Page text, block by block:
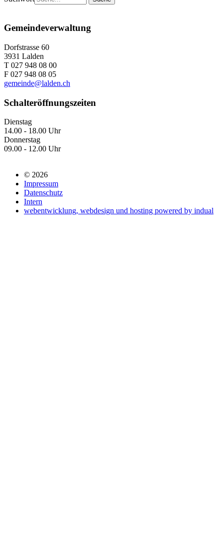
Gemeindeverwaltung
Dorfstrasse 60
3931 Lalden
T 027 948 08 00
F 027 948 08 05
gemeinde@lalden.ch
Schalteröffnungszeiten
Dienstag
14.00 - 18.00 Uhr
Donnerstag
09.00 - 12.00 Uhr
© 2026
Impressum
Datenschutz
Intern
webentwicklung, webdesign und hosting powered by indual